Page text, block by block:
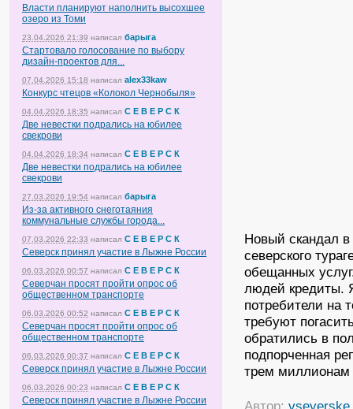
Власти планируют наполнить высохшее
озеро из Томи
23.04.2026 21:39 написал барыга
Стартовало голосование по выбору
дизайн-проектов для...
07.04.2026 15:18 написал alex33kaw
Конкурс чтецов «Колокол Чернобыля»
04.04.2026 18:35 написал С Е В Е Р С К
Две невестки подрались на юбилее
свекрови
04.04.2026 18:34 написал С Е В Е Р С К
Две невестки подрались на юбилее
свекрови
27.03.2026 19:54 написал барыга
Из-за активного снеготаяния
коммунальные службы города...
07.03.2026 22:33 написал С Е В Е Р С К
Северск принял участие в Лыжне России
06.03.2026 00:57 написал С Е В Е Р С К
Северчан просят пройти опрос об
общественном транспорте
06.03.2026 00:52 написал С Е В Е Р С К
Северчан просят пройти опрос об
общественном транспорте
06.03.2026 00:37 написал С Е В Е Р С К
Северск принял участие в Лыжне России
06.03.2026 00:23 написал С Е В Е Р С К
Северск принял участие в Лыжне России
Новый скандал в
северского
обещанных
людей кредиты.
потребители на
требуют
обратились в
подпорченная
трем миллионам
Автор: